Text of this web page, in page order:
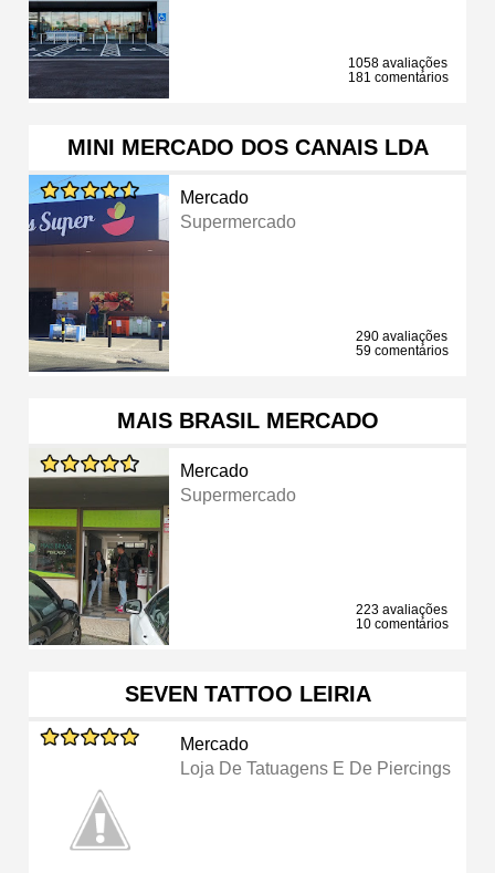
1058 avaliações
181 comentários
MINI MERCADO DOS CANAIS LDA
Mercado
Supermercado
290 avaliações
59 comentários
MAIS BRASIL MERCADO
Mercado
Supermercado
223 avaliações
10 comentários
SEVEN TATTOO LEIRIA
Mercado
Loja De Tatuagens E De Piercings